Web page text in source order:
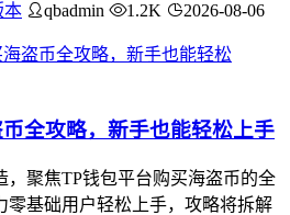
本 qbadmin 1.2K 2026-08-06
全攻略，新手也能轻松上手
，聚焦TP钱包平台购买海盗币的全
零基础用户轻松上手，攻略将拆解